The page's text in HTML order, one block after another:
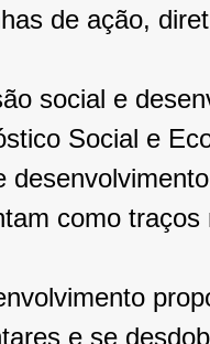
de ação,
social e
Social e
como
e se